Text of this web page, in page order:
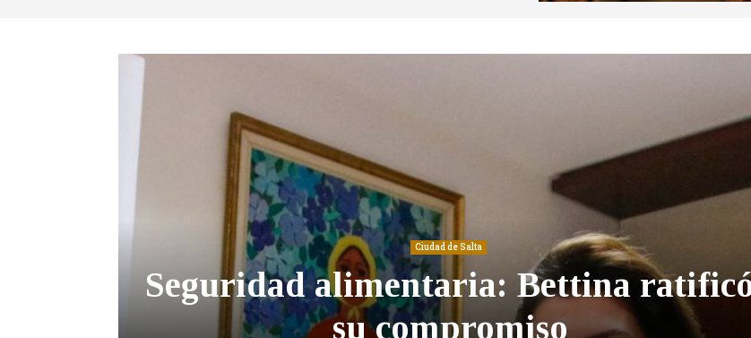
Ciudad de Salta
Seguridad alimentaria: Bettina
su compromiso